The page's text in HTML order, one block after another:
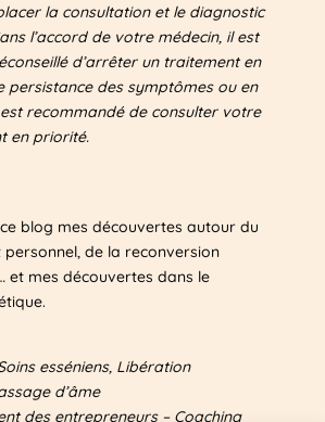
la consultation et le diagnostic
l’accord de votre médecin, il est
d’arrêter un traitement en
persistance des symptômes ou en
recommandé de consulter votre
en priorité.
blog mes découvertes autour du
de la reconversion
et mes découvertes dans le
esséniens, Libération
d’âme
des entrepreneurs – Coaching